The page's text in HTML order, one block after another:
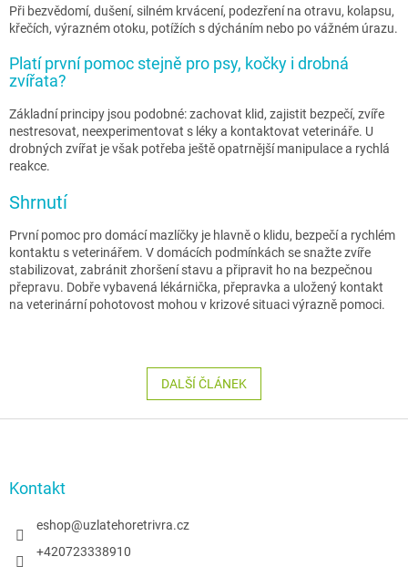
Při bezvědomí, dušení, silném krvácení, podezření na otravu, kolapsu,
křečích, výrazném otoku, potížích s dýcháním nebo po vážném úrazu.
Platí první pomoc stejně pro psy, kočky i drobná
zvířata?
Základní principy jsou podobné: zachovat klid, zajistit bezpečí, zvíře
nestresovat, neexperimentovat s léky a kontaktovat veterináře. U
drobných zvířat je však potřeba ještě opatrnější manipulace a rychlá
reakce.
Shrnutí
První pomoc pro domácí mazlíčky je hlavně o klidu, bezpečí a rychlém
kontaktu s veterinářem. V domácích podmínkách se snažte zvíře
stabilizovat, zabránit zhoršení stavu a připravit ho na bezpečnou
přepravu. Dobře vybavená lékárnička, přepravka a uložený kontakt
na veterinární pohotovost mohou v krizové situaci výrazně pomoci.
DALŠÍ ČLÁNEK
Kontakt
eshop@uzlatehoretrivra.cz
+420723338910